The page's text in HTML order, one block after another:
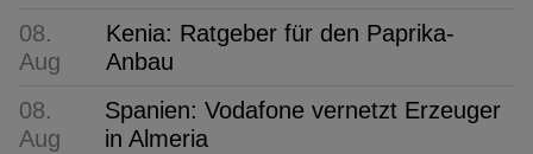
08.
Aug
Kenia: Ratgeber für den Paprika-
Anbau
08.
Aug
Spanien: Vodafone vernetzt Erzeuger
in Almeria